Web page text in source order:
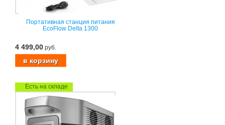
Портативная станция питания
EcoFlow Delta 1300
4 499,00 руб.
Есть на складе